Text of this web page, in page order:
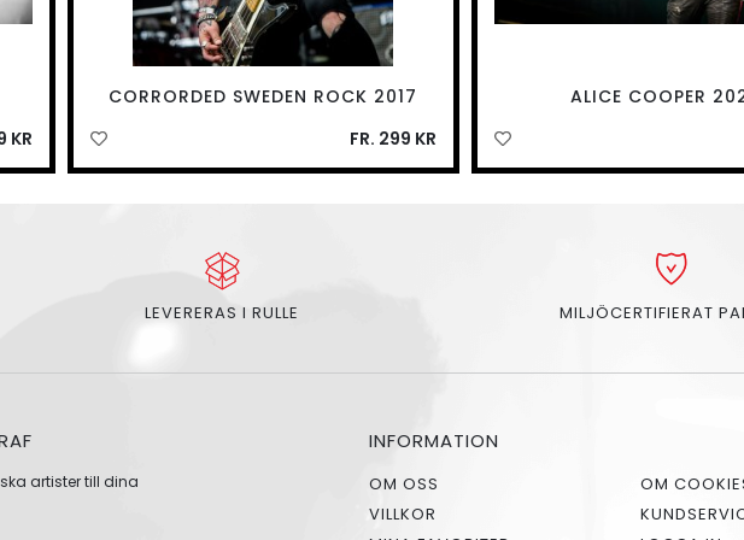
KR
CORRORDED SWEDEN ROCK 2017
FR. 299 KR
ALICE COOPER
LEVERERAS I RULLE MILJÖCERTIFIERAT
artister till dina
INFORMATION
OM OSS
OM
VILLKOR